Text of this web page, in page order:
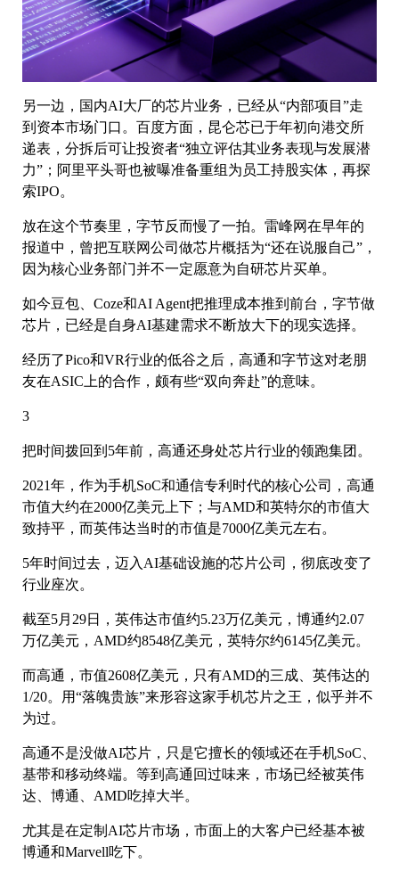
另一边，国内AI大厂的芯片业务，已经从“内部项目”走
到资本市场门口。百度方面，昆仑芯已于年初向港交所
递表，分拆后可让投资者“独立评估其业务表现与发展潜
力”；阿里平头哥也被曝准备重组为员工持股实体，再探
索IPO。
放在这个节奏里，字节反而慢了一拍。雷峰网在早年的
报道中，曾把互联网公司做芯片概括为“还在说服自己”，
因为核心业务部门并不一定愿意为自研芯片买单。
如今豆包、Coze和AI Agent把推理成本推到前台，字节做
芯片，已经是自身AI基建需求不断放大下的现实选择。
经历了Pico和VR行业的低谷之后，高通和字节这对老朋
友在ASIC上的合作，颇有些“双向奔赴”的意味。
3
把时间拨回到5年前，高通还身处芯片行业的领跑集团。
2021年，作为手机SoC和通信专利时代的核心公司，高通
市值大约在2000亿美元上下；与AMD和英特尔的市值大
致持平，而英伟达当时的市值是7000亿美元左右。
5年时间过去，迈入AI基础设施的芯片公司，彻底改变了
行业座次。
截至5月29日，英伟达市值约5.23万亿美元，博通约2.07
万亿美元，AMD约8548亿美元，英特尔约6145亿美元。
而高通，市值2608亿美元，只有AMD的三成、英伟达的
1/20。用“落魄贵族”来形容这家手机芯片之王，似乎并不
为过。
高通不是没做AI芯片，只是它擅长的领域还在手机SoC、
基带和移动终端。等到高通回过味来，市场已经被英伟
达、博通、AMD吃掉大半。
尤其是在定制AI芯片市场，市面上的大客户已经基本被
博通和Marvell吃下。